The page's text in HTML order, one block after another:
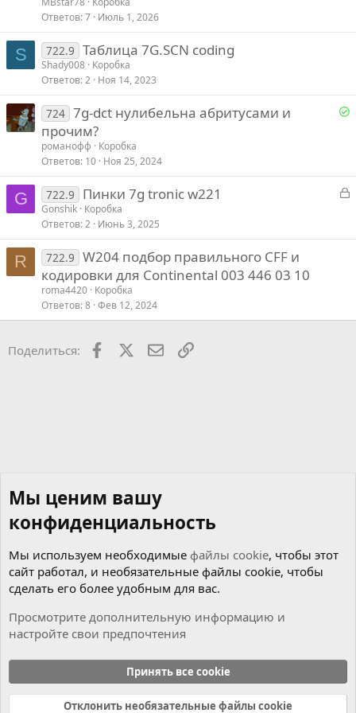
Ответов 7 Июль 1, 2026
S 722.9 Таблица 7G.SCN coding
Shady008 Коробка
Ответов 2 Ноя 14, 2023
Р
н
о
724 7g-dct нулибельна абритусами и
прочим?
романофф
Коробка
Ответов 10 Ноя 25, 2024
G
З
р
722.9 Пинки 7g tronic w221
Gonshik Коробка
Ответов 2 Июнь 3, 2025
R 722.9 W204 подбор правильного CFF и
кодировки для Continental 003 446 03 10
roma4420 Коробка
Ответов 8 Фев 12, 2024
Поделиться: Facebook ПочтаСсылкой
Cookies
Russian (RU)
Связь с нами
Условия и правила
Мы ценим вашу
конфиденциальность
Мы используем необходимые файлы cookie, чтобы этот
сайт работал, и необязательные файлы cookie, чтобы
сделать его более удобным для вас.
Просмотрите дополнительную информацию и
настройте свои предпочтения
Принять все cookie
Отклонить необязательные файлы cookie